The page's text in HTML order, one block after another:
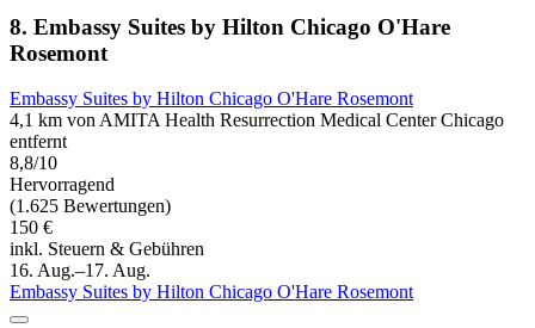
8. Embassy Suites by Hilton Chicago O'Hare
Rosemont
Embassy Suites by Hilton Chicago O'Hare Rosemont
4,1 km von AMITA Health Resurrection Medical Center Chicago
entfernt
8,8/10
Hervorragend
(1.625 Bewertungen)
150 €
inkl. Steuern & Gebühren
16. Aug.–17. Aug.
Embassy Suites by Hilton Chicago O'Hare Rosemont